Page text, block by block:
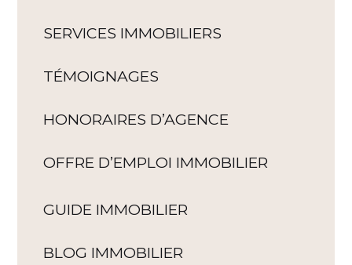
SERVICES IMMOBILIERS
TÉMOIGNAGES
HONORAIRES D’AGENCE
OFFRE D’EMPLOI IMMOBILIER
GUIDE IMMOBILIER
BLOG IMMOBILIER